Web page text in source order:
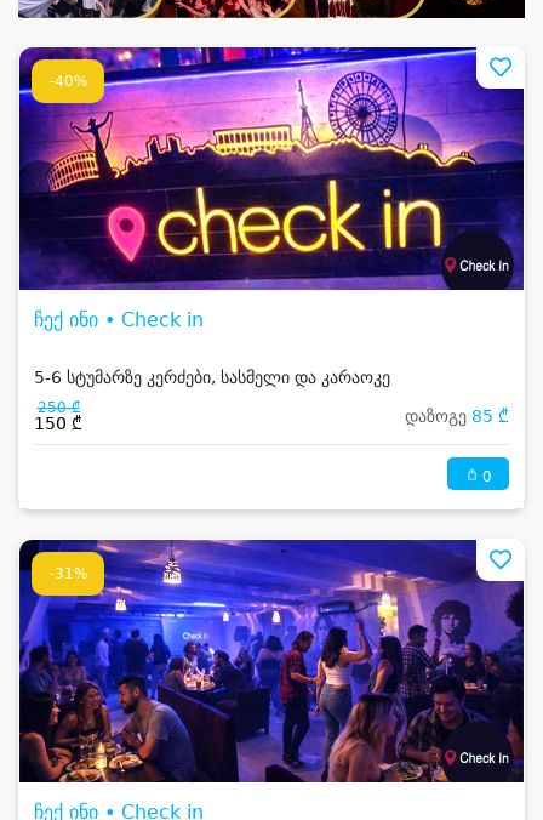
-40%
ჩექ ინი • Check in
5-6 სტუმარზე კერძები, სასმელი და კარაოკე
250 ₾
150 ₾ დაზოგე 85 ₾
0
-31%
ჩექ ინი • Check in